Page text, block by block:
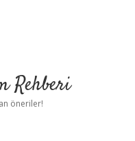
Rehberi
öneriler!